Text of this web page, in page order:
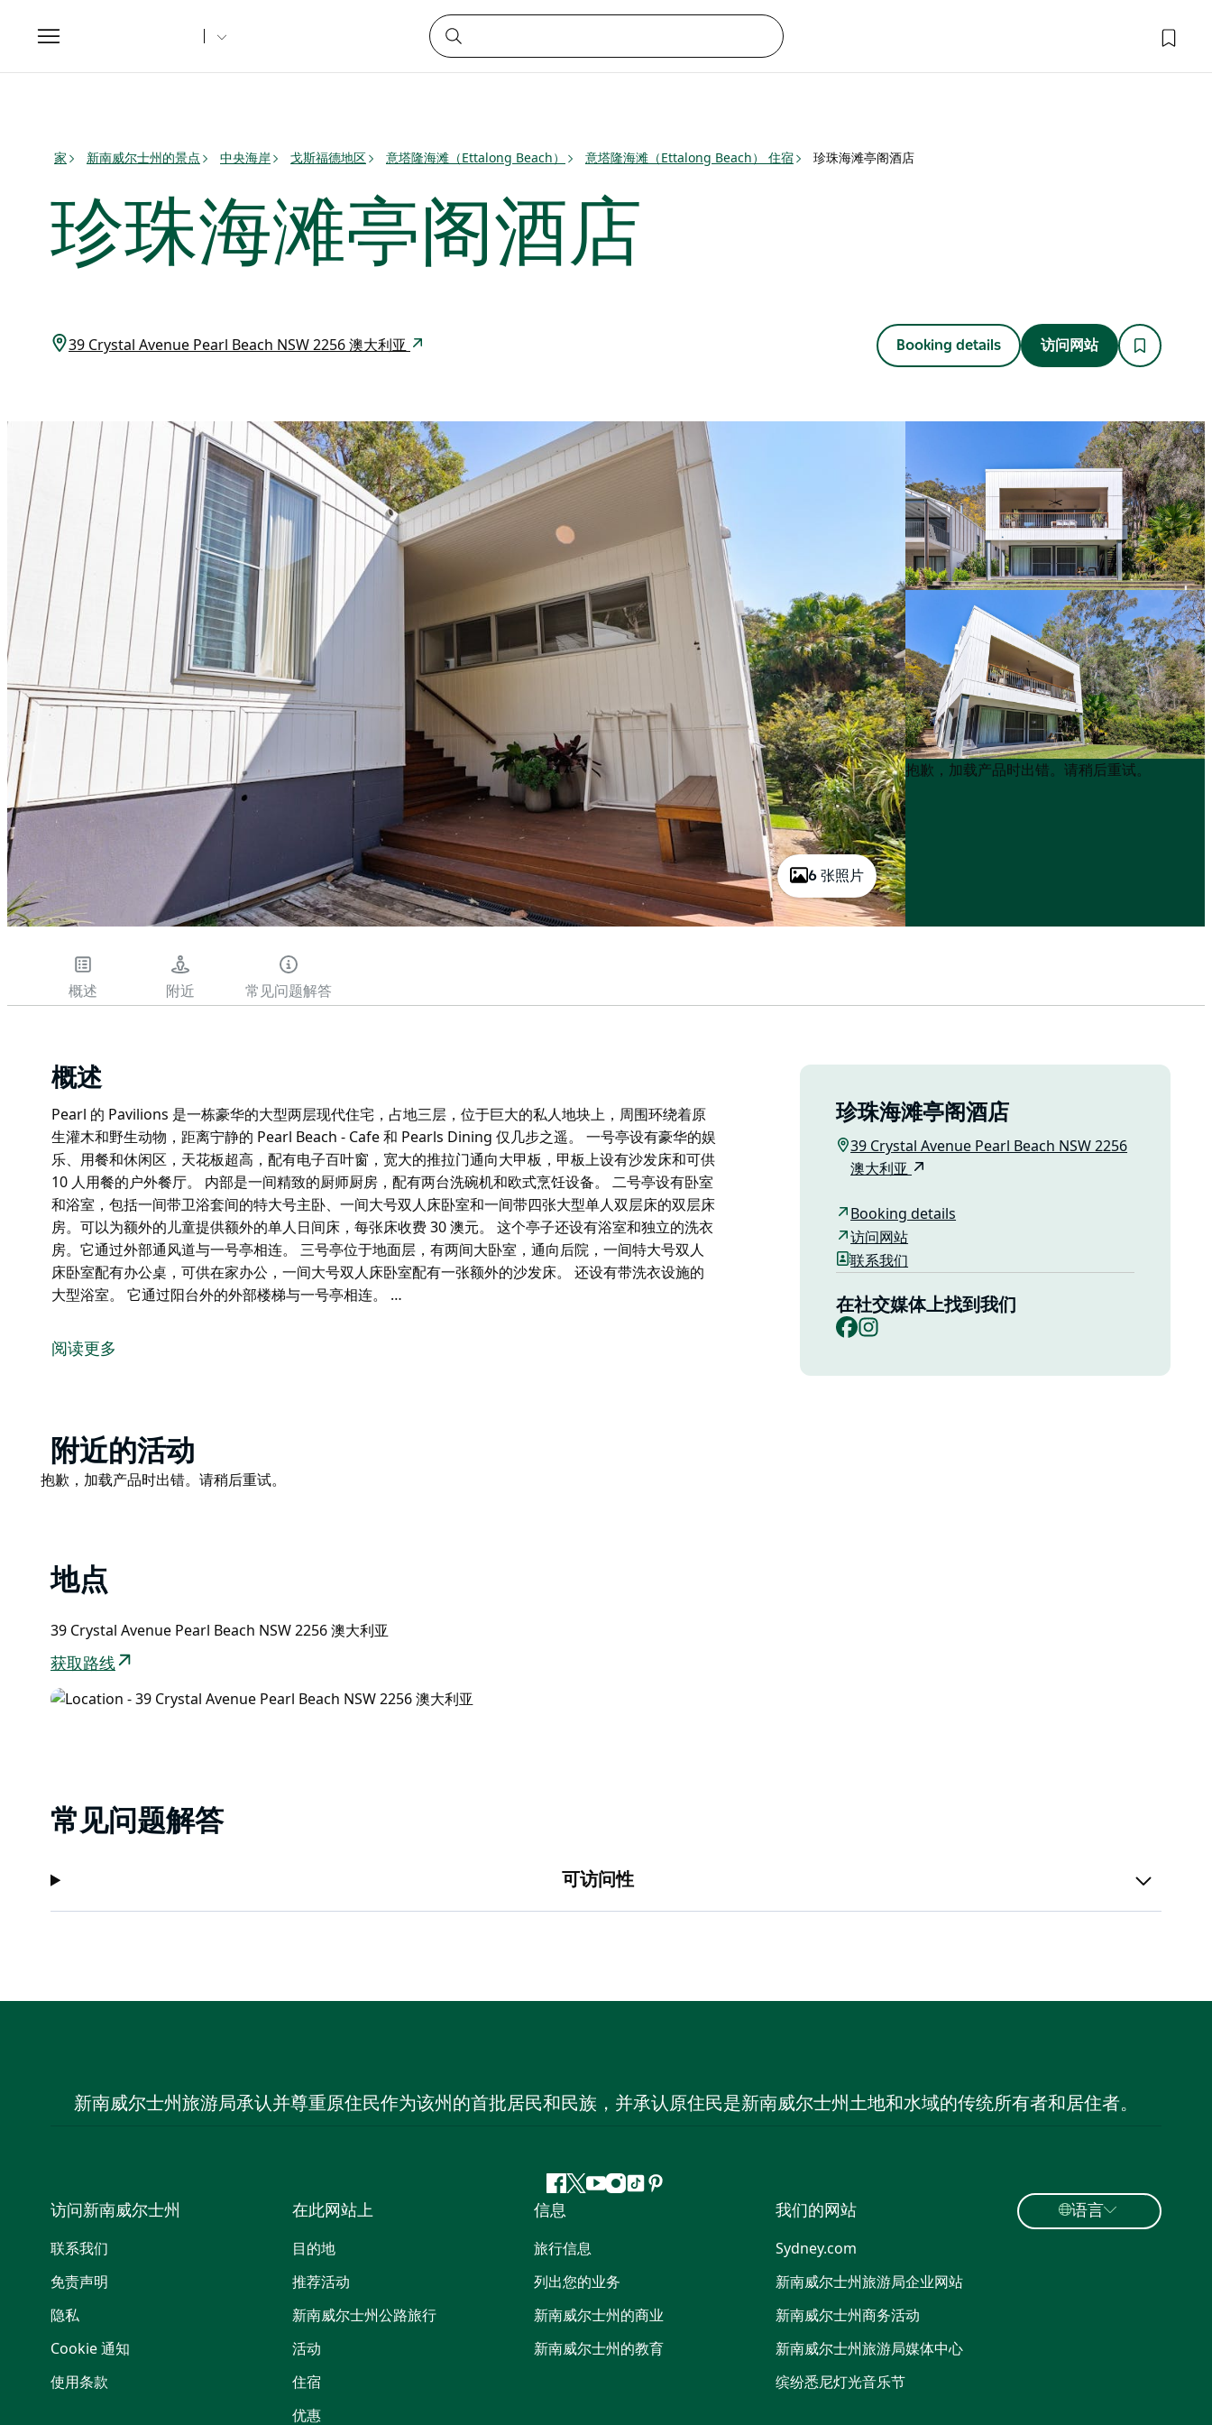
Toggle
navigation
家 新南威尔士州的景点 中央海岸 戈斯福德地区 意塔隆海滩（Ettalong Beach） 意塔隆海滩（Ettalong Beach） 住宿 珍珠海滩亭阁酒店
珍珠海滩亭阁酒店
39 Crystal Avenue Pearl Beach NSW 2256 澳大利亚 Booking details 访问网站
6 张照片
Product
List
Product
List
抱歉，加载产品时出错。请稍后重试。
概述 附近 常见问题解答
概述
Pearl 的 Pavilions 是一栋豪华的大型两层现代住宅，占地三层，位于巨大的私人地块上，周围环绕着原
生灌木和野生动物，距离宁静的 Pearl Beach - Cafe 和 Pearls Dining 仅几步之遥。 一号亭设有豪华的娱
乐、用餐和休闲区，天花板超高，配有电子百叶窗，宽大的推拉门通向大甲板，甲板上设有沙发床和可供
10 人用餐的户外餐厅。 内部是一间精致的厨师厨房，配有两台洗碗机和欧式烹饪设备。 二号亭设有卧室
和浴室，包括一间带卫浴套间的特大号主卧、一间大号双人床卧室和一间带四张大型单人双层床的双层床
房。可以为额外的儿童提供额外的单人日间床，每张床收费 30 澳元。 这个亭子还设有浴室和独立的洗衣
房。它通过外部通风道与一号亭相连。 三号亭位于地面层，有两间大卧室，通向后院，一间特大号双人
床卧室配有办公桌，可供在家办公，一间大号双人床卧室配有一张额外的沙发床。 还设有带洗衣设施的
大型浴室。 它通过阳台外的外部楼梯与一号亭相连。 …
生灌木和野生动物，距离宁静的 Pearl Beach - Cafe 和 Pearls Dining 仅几步之遥。
二号亭设有卧室和浴室，包括一间带卫浴套间的特大号主卧、一间大号双人床卧室和一间带四张大型单人
双层床的双层床房。可以为额外的儿童提供额外的单人日间床，每张床收费 30 澳元。
大号双人床卧室配有一张额外的沙发床。
还设有带洗衣设施的大型浴室。
双层床适合两到三个家庭或瑜伽团体，适合身材矮小的成人。
阅读更多
珍珠海滩亭阁酒店
39 Crystal Avenue Pearl Beach NSW 2256
澳大利亚
Booking details
访问网站
联系我们
在社交媒体上找到我们
Facebook
Product
List
附近的活动
Product
抱歉，加载产品时出错。请稍后重试。
地点
39 Crystal Avenue Pearl Beach NSW 2256 澳大利亚
获取路线
常见问题解答
可访问性
新南威尔士州旅游局承认并尊重原住民作为该州的首批居民和民族，并承认原住民是新南威尔士州土地和水域的传统所有者和居住者。
Facebook
叽
喳
喳
YouTube
Instagram
抖 Pinterest
访问新南威尔士州
联系我们
免责声明
隐私
Cookie 通知
使用条款
在此网站上
目的地
推荐活动
新南威尔士州公路旅行
活动
住宿
优惠
信息
旅行信息
列出您的业务
新南威尔士州的商业
新南威尔士州的教育
我们的网站
Sydney.com
新南威尔士州旅游局企业网站
新南威尔士州商务活动
新南威尔士州旅游局媒体中心
缤纷悉尼灯光音乐节
语言